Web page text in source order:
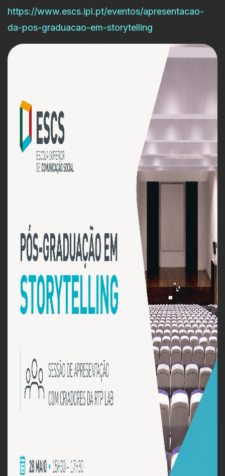
https://www.escs.ipl.pt/eventos/apresentacao-
da-pos-graduacao-em-storytelling